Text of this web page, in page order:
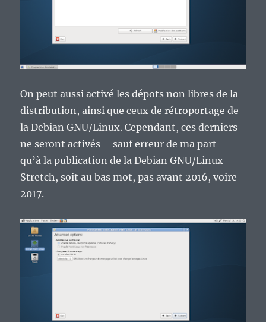
On peut aussi activé les dépots non libres de la
distribution, ainsi que ceux de rétroportage de
la Debian GNU/Linux. Cependant, ces derniers
ne seront activés – sauf erreur de ma part –
qu’à la publication de la Debian GNU/Linux
Stretch, soit au bas mot, pas avant 2016, voire
2017.